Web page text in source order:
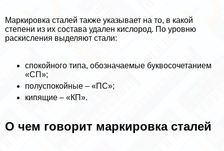
Маркировка сталей также указывает на то, в какой
степени из их состава удален кислород. По уровню
раскисления выделяют стали:
спокойного типа, обозначаемые буквосочетанием
«СП»;
полуспокойные – «ПС»;
кипящие – «КП».
О чем говорит маркировка сталей